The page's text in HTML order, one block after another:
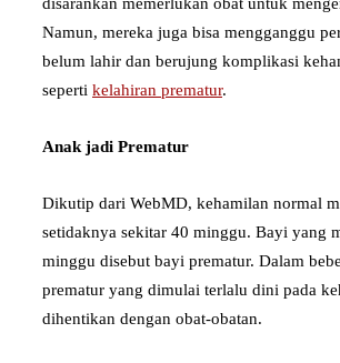
Namun, mereka juga bisa mengganggu
belum lahir dan berujung komplikasi
seperti kelahiran prematur.
Anak jadi Prematur
Dikutip dari WebMD, kehamilan normal
setidaknya sekitar 40 minggu. Bayi yang
minggu disebut bayi prematur. Dalam
prematur yang dimulai terlalu dini pada
dihentikan dengan obat-obatan.